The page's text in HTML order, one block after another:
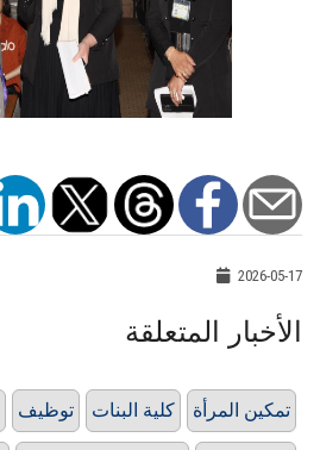
2026-05-17
الأخبار المتعلقة
توظيف كلية البنات تمكين المرأة